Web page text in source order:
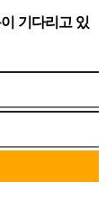
기다리고 있